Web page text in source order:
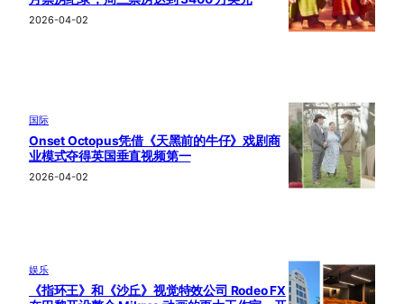
2026-04-02
国际
Onset Octopus凭借《天黑前的牛仔》戏剧商
业模式夺得英国垂直视频第一
2026-04-02
娱乐
《指环王》和《沙丘》视觉特效公司 Rodeo FX